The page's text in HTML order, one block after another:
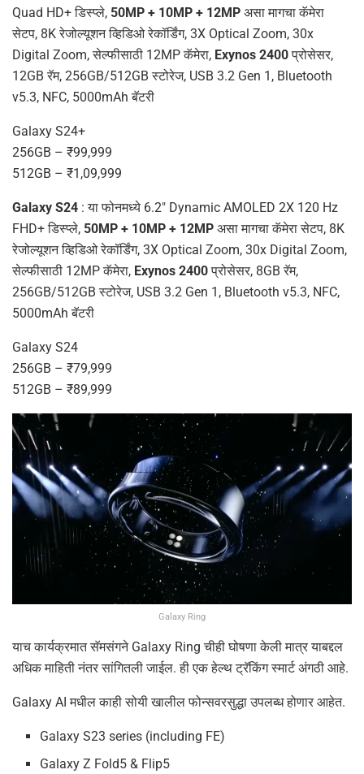
Quad HD+ डिस्प्ले, 50MP + 10MP + 12MP असा मागचा कॅमेरा
सेटप, 8K रेजोल्यूशन व्हिडिओ रेकॉर्डिंग, 3X Optical Zoom, 30x
Digital Zoom, सेल्फीसाठी 12MP कॅमेरा, Exynos 2400प्रोसेसर,
12GB रॅम, 256GB/512GB स्टोरेज, USB 3.2 Gen 1, Bluetooth
v5.3, NFC, 5000mAh बॅटरी
Galaxy S24+
256GB – ₹99,999
512GB – ₹1,09,999
Galaxy S24 : या फोनमध्ये 6.2″ Dynamic AMOLED 2X 120 Hz
FHD+ डिस्प्ले, 50MP + 10MP + 12MP असा मागचा कॅमेरा सेटप, 8K
रेजोल्यूशन व्हिडिओ रेकॉर्डिंग, 3X Optical Zoom, 30x Digital Zoom,
सेल्फीसाठी 12MP कॅमेरा, Exynos 2400प्रोसेसर, 8GB रॅम,
256GB/512GB स्टोरेज, USB 3.2 Gen 1, Bluetooth v5.3, NFC,
5000mAh बॅटरी
Galaxy S24
256GB – ₹79,999
512GB – ₹89,999
Galaxy Ring
याच कार्यक्रमात सॅमसंगने Galaxy Ring चीही घोषणा केली मात्र याबद्दल
अधिक माहिती नंतर सांगितली जाईल. ही एक हेल्थ ट्रॅकिंग स्मार्ट अंगठी आहे.
Galaxy AI मधील काही सोयी खालील फोन्सवरसुद्धा उपलब्ध होणार आहेत.
Galaxy S23 series (including FE)
Galaxy Z Fold5 & Flip5